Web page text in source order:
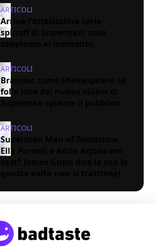
ARTICOLI
Arriva l'attesissima serie
spinoff di Superman: cosa
ARTICOLI
Brainiac come Shakespeare: la
folle idea del nuovo villain di
ARTICOLI
Superman Man of Tomorrow,
Ella Purnell e Adria Arjona nel